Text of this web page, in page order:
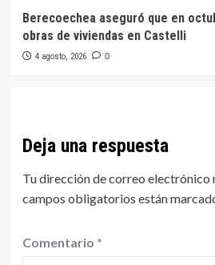
Berecoechea aseguró que en
obras de viviendas en Castelli
4 agosto, 2026 0
Deja una respuesta
Tu dirección de correo electrónico
campos obligatorios están
Comentario *